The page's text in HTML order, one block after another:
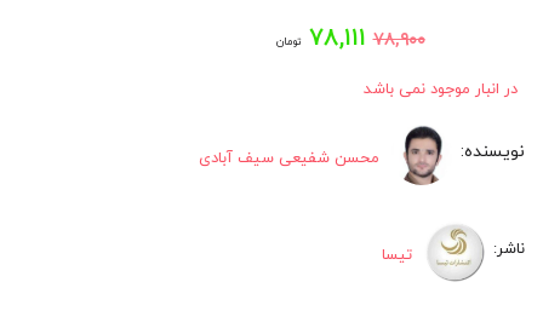
۷۸,۹۰۰ قیمت
اصلی:
۷۸,۱۱۱ تومانقیمت
در انبار موجود نمی باشد
محسن شفیعی سیف آبادی
تیسا